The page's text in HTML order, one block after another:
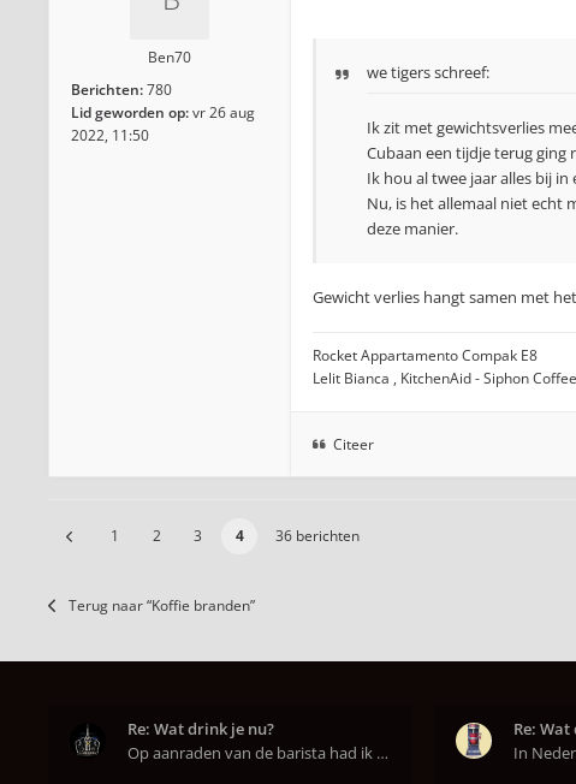
Ben70
Berichten:780
Lid geworden op:vr 26 aug
2022, 11:50
we tigersschreef:
Ik zit met gewichtsverlies
Cubaan een tijdje terug ging
Ik hou al twee jaar alles bij
Nu, is het allemaal niet echt
deze manier.
Gewicht verlies hangt samen met
Rocket Appartamento Compak E8
Lelit Bianca , KitchenAid - Siphon
Citeer
1 2 3 4 36 berichten
Terug naar “Koffie branden”
Re: Wat drink je nu?
Op aanraden van de barista had ik Purple Rain maa
Re: